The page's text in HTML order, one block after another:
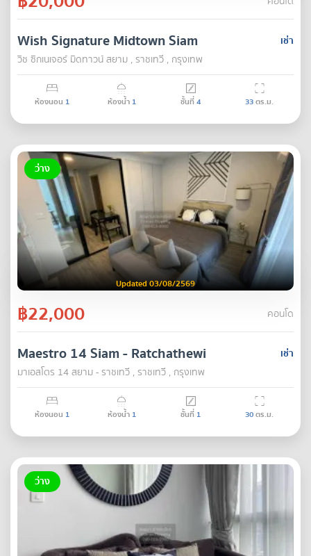
เช่า
Wish Signature Midtown Siam
วิช ซิกเนเจอร์ มิดทาวน์ สยาม , ราชเทวี , กรุงเทพ
ห้องนอน 1 ห้องน้ำ 1 ชั้นที่4 33ตร.ม.
ว่าง
Updated 03/08/2569
฿22,000 คอนโด
เช่า
Maestro 14 Siam - Ratchathewi
มาเอสโตร 14 สยาม - ราชเทวี , ราชเทวี , กรุงเทพ
ห้องนอน 1 ห้องน้ำ 1 ชั้นที่ 1 30ตร.ม.
ว่าง